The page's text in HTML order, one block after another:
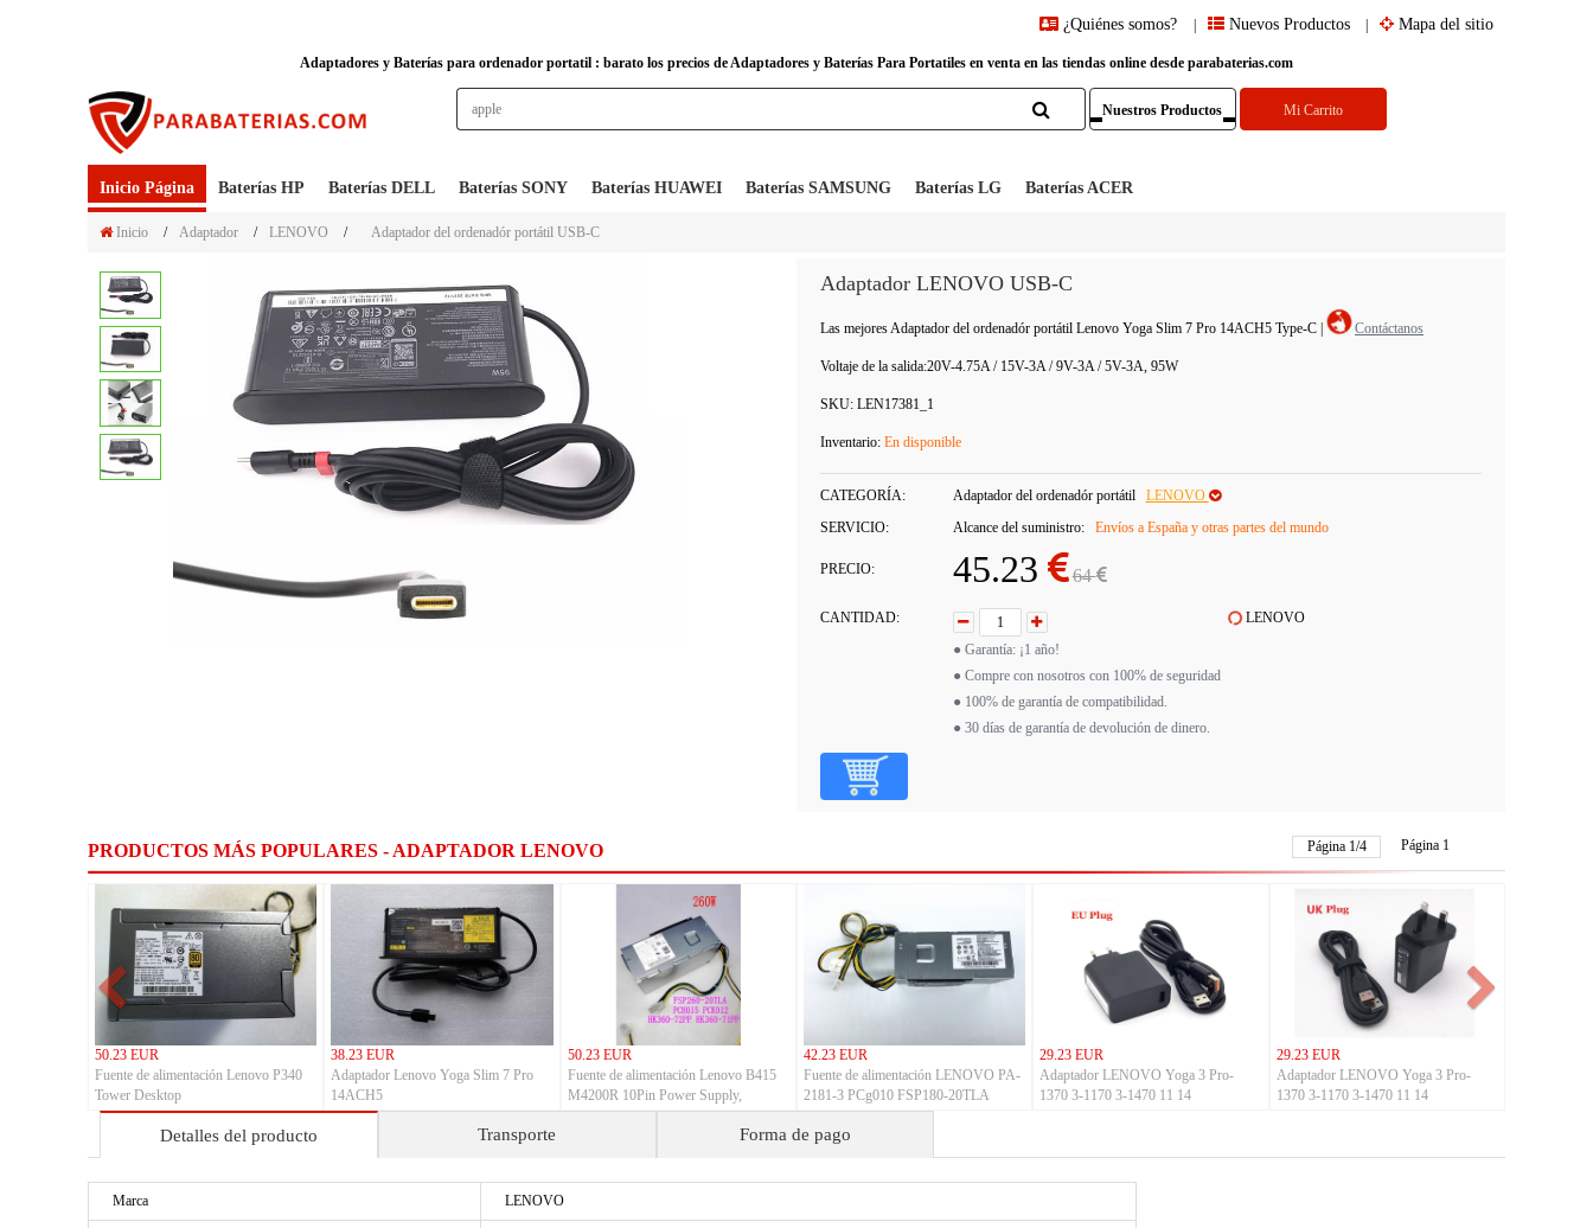
Mapa del sitio
Nuevos Productos
¿Quiénes somos?
Adaptadores y Baterías para ordenador portatil : barato los precios de Adaptadores y Baterías Para Portatiles en venta en las tiendas online desde parabaterias.com
Nuestros Productos Mi Carrito
Inicio Página Baterías HP Baterías DELL Baterías SONY Baterías HUAWEI Baterías SAMSUNG Baterías LG Baterías ACER
Inicio / Adaptador / LENOVO / Adaptador del ordenadór portátil USB-C
Adaptador LENOVO USB-C
Las mejores Adaptador del ordenadór portátil Lenovo Yoga Slim 7 Pro 14ACH5 Type-C Contáctanos
Voltaje de la salida:20V-4.75A / 15V-3A / 9V-3A / 5V-3A, 95W
SKU: LEN17381_1
Inventario: En disponible
CATEGORÍA: Adaptador del ordenadór portátil
LENOVO
SERVICIO:
Alcance del suministro: Envíos a España y otras partes del mundo
PRECIO: 45.23 64
CANTIDAD:
LENOVO
● Garantía: ¡1 año!
● Compre con nosotros con 100% de seguridad
● 100% de garantía de compatibilidad.
● 30 días de garantía de devolución de dinero.
PRODUCTOS MÁS POPULARES - ADAPTADOR LENOVO Página 1/4 Página 1
50.23 EUR
Fuente de alimentación Lenovo P340
Tower Desktop
38.23 EUR
Adaptador Lenovo Yoga Slim 7 Pro
14ACH5
50.23 EUR
Fuente de alimentación Lenovo B415
M4200R 10Pin Power Supply,
42.23 EUR
Fuente de alimentación LENOVO PA-
2181-3 PCg010 FSP180-20TLA
29.23 EUR
Adaptador LENOVO Yoga 3 Pro-
1370 3-1170 3-1470 11 14
29.23 EUR
Adaptador LENOVO Yoga 3 Pro-
1370 3-1170 3-1470 11 14
Detalles del producto Transporte Forma de pago
Marca LENOVO